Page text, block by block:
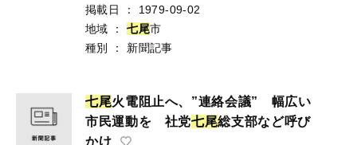
掲載日
：
1979-09-02
地域
： 七尾市
種別
： 新聞記事
七尾火電阻止へ、”連絡会議” 幅広い
市民運動を 社党七尾総支部など呼び
かけ